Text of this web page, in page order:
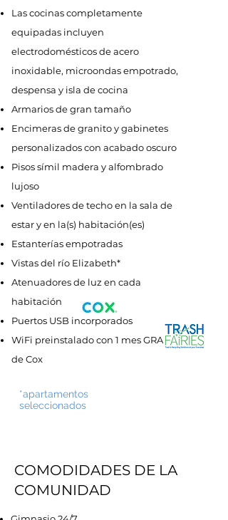
Las cocinas completamente
equipadas incluyen
electrodomésticos de acero
inoxidable, microondas empotrado,
despensa y isla de cocina
Armarios de gran tamaño
Encimeras de granito y gabinetes
personalizados con acabado oscuro
Pisos símil madera y alfombrado
lujoso
Ventiladores de techo en la sala de
estar y en la(s) habitación(es)
Estanterías empotradas
Vistas del río Elizabeth*
Atenuadores de luz en cada
habitación
Puertos USB incorporados
WiFi preinstalado con 1 mes GRATIS
de Cox
*apartamentos
seleccionados
COMODIDADES DE LA
COMUNIDAD